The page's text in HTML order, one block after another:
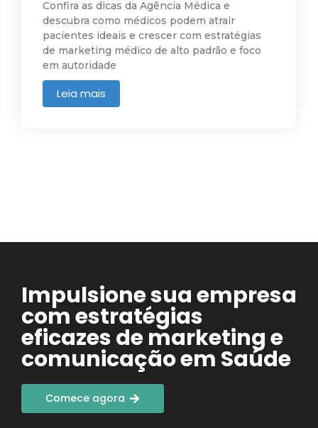
Confira as dicas da Agência Médica e
descubra como médicos podem atrair
pacientes ideais e crescer com estratégias
de marketing médico de alto padrão e foco
em autoridade
Leia mais
Impulsione sua empresa
com estratégias
eficazes de marketing e
comunicação em Saúde
Comece agora